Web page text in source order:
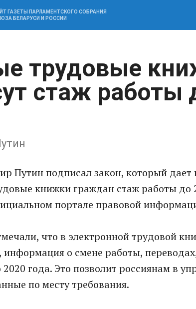
ГАЗЕТЫ ПАРЛАМЕНТСКОГО СОБРАНИЯ
БЕЛАРУСИ И РОССИИ
трудовые
стаж работы
Путин подписал закон, который дает
книжки граждан стаж работы до
портале правовой
что в электронной трудовой
о смене работы,
2020 года. Это позволит россиянам в
по месту требования.